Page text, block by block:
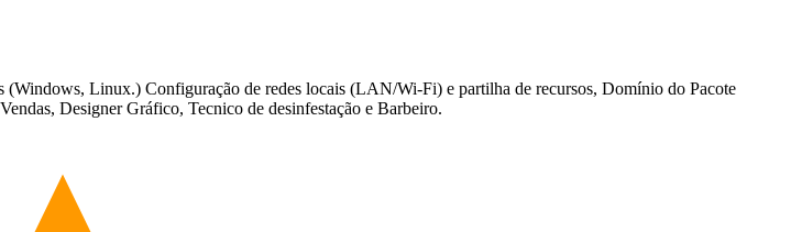
(Windows, Linux.) Configuração de redes locais (LAN/Wi-Fi) e partilha de recursos, Domínio do Pacote
Designer Gráfico, Tecnico de desinfestação e Barbeiro.